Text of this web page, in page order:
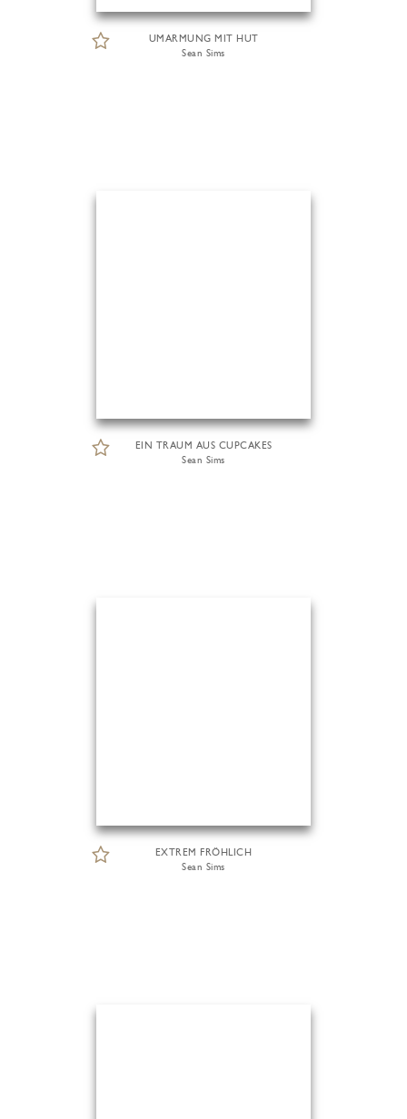
UMARMUNG MIT HUT
Sean Sims
EIN TRAUM AUS CUPCAKES
Sean Sims
EXTREM FRÖHLICH
Sean Sims